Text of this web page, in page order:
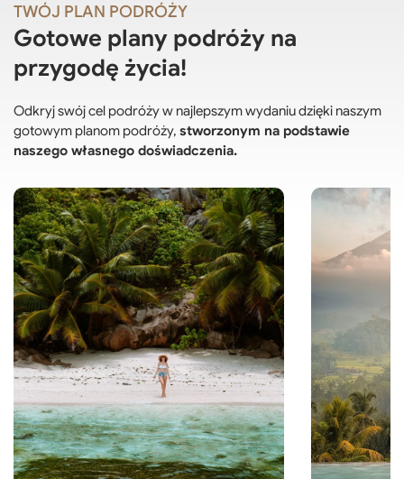
TWÓJ PLAN PODRÓŻY
Gotowe plany podróży na
przygodę życia!
Odkryj swój cel podróży w najlepszym wydaniu dzięki naszym
gotowym planom podróży, stworzonym na podstawie
naszego własnego doświadczenia.